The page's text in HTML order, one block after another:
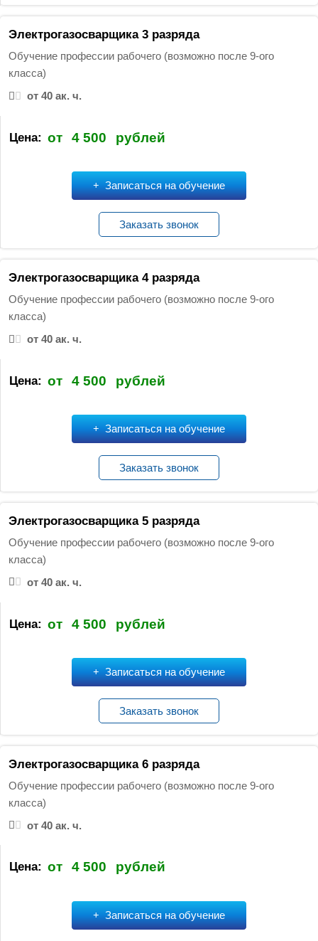
Электрогазосварщика 3 разряда
Обучение профессии рабочего (возможно после 9-ого
класса)
от 40 ак. ч.
Цена: от 4 500 рублей
Записаться на обучение
Заказать звонок
Электрогазосварщика 4 разряда
Обучение профессии рабочего (возможно после 9-ого
класса)
от 40 ак. ч.
Цена: от 4 500 рублей
Записаться на обучение
Заказать звонок
Электрогазосварщика 5 разряда
Обучение профессии рабочего (возможно после 9-ого
класса)
от 40 ак. ч.
Цена: от 4 500 рублей
Записаться на обучение
Заказать звонок
Электрогазосварщика 6 разряда
Обучение профессии рабочего (возможно после 9-ого
класса)
от 40 ак. ч.
Цена: от 4 500 рублей
Записаться на обучение